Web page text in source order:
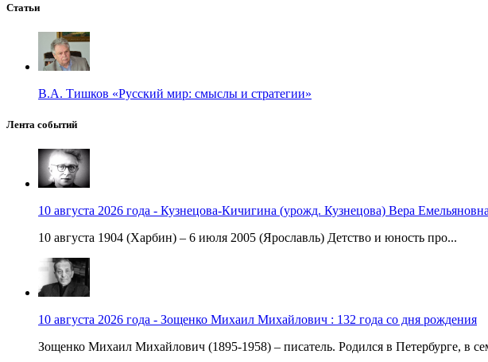
Статьи
В.А. Тишков «Русский мир: смыслы и стратегии»
Лента событий
10 августа 2026 года - Кузнецова-Кичигина (урожд. Кузнецова) Вера
10 августа 1904 (Харбин) – 6 июля 2005 (Ярославль) Детство и юность про...
10 августа 2026 года - Зощенко Михаил Михайлович : 132 года со дня рождения
Зощенко Михаил Михайлович (1895-1958) – писатель. Родился в Петербурге, в